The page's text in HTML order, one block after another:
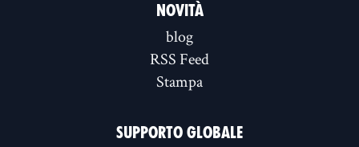
NOVITÀ
blog
RSS Feed
Stampa
SUPPORTO GLOBALE